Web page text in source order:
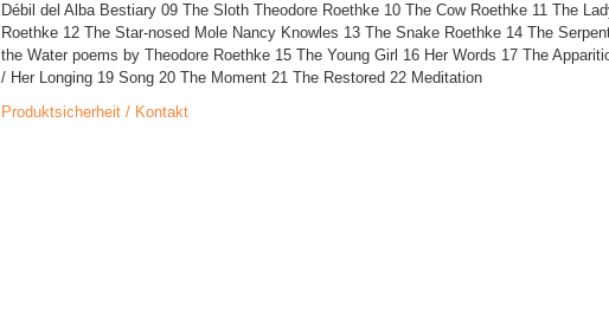
Débil del Alba Bestiary 09 The Sloth Theodore Roethke 10 The Cow Roethke 11 The
Roethke 12 The Star-nosed Mole Nancy Knowles 13 The Snake Roethke 14 The
the Water poems by Theodore Roethke 15 The Young Girl 16 Her Words 17 The
/ Her Longing 19 Song 20 The Moment 21 The Restored 22 Meditation
Produktsicherheit / Kontakt